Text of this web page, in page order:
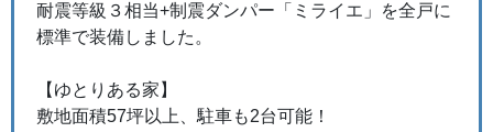
耐震等級３相当+制震ダンパー「ミライエ」を全戸に
標準で装備しました。
【ゆとりある家】
敷地面積57坪以上、駐車も2台可能！